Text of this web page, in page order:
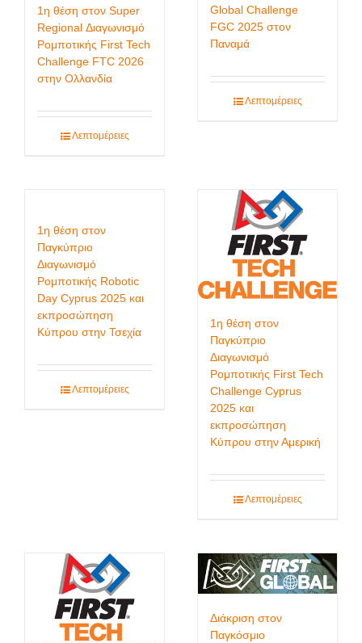
1η θέση στον Super
Regional Διαγωνισμό
Ρομποτικής First Tech
Challenge FTC 2026
στην Ολλανδία
Λεπτομέρειες
Global Challenge
FGC 2025 στον
Παναμά
Λεπτομέρειες
1η θέση στον
Παγκύπριο
Διαγωνισμό
Ρομποτικής Robotic
Day Cyprus 2025 και
εκπροσώπηση
Κύπρου στην Τσεχία
Λεπτομέρειες
1η θέση στον
Παγκύπριο
Διαγωνισμό
Ρομποτικής First Tech
Challenge Cyprus
2025 και
εκπροσώπηση
Κύπρου στην Αμερική
Λεπτομέρειες
Διάκριση στον
Παγκόσμιο